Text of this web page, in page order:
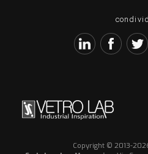
Copyright © 2013-